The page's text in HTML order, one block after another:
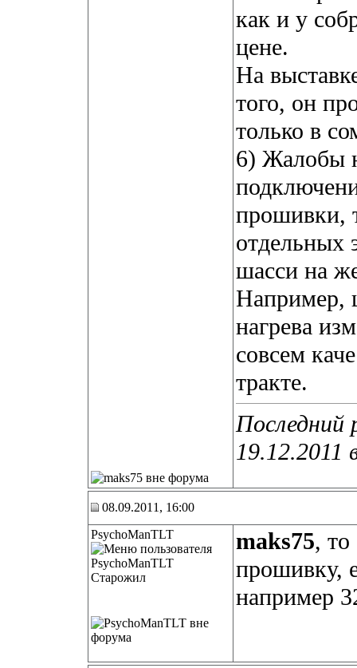
как и у
цене.
На
того, он
только в
6) Жалобы
прошивки,
отдельных
шасси на
Например,
нагрева
совсем
тракте.
Последний
19.12.2011
08.09.2011, 16:00
PsychoManTLT
Старожил
maks75, то
прошивку,
например